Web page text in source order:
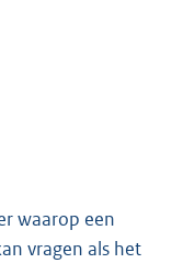
waarop een
vragen als het